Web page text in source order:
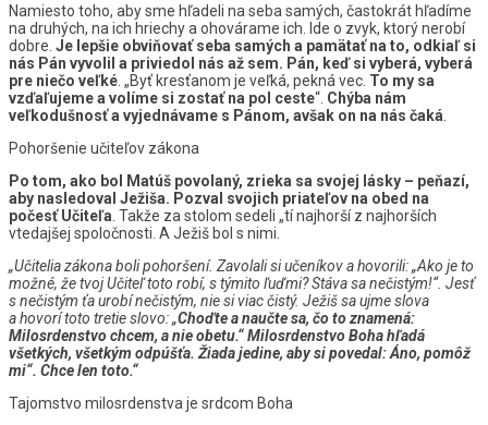
Namiesto toho, aby sme hľadeli na seba samých, častokrát hľadíme
na druhých, na ich hriechy a ohovárame ich. Ide o zvyk, ktorý nerobí
dobre. Je lepšie obviňovať seba samých a pamätať na to, odkiaľ si
nás Pán vyvolil a priviedol nás až sem. Pán, keď si vyberá, vyberá
pre niečo veľké . „Byť kresťanom je veľká, pekná vec. To my sa
vzďaľujeme a volíme si zostať na pol ceste“. Chýba nám
veľkodušnosť a vyjednávame s Pánom, avšak on na nás čaká
Pohoršenie učiteľov zákona
Po tom, ako bol Matúš povolaný, zrieka sa svojej lásky – peňazí,
aby nasledoval Ježiša. Pozval svojich priateľov na obed na
počesť Učiteľa . Takže za stolom sedeli „tí najhorší z najhorších
vtedajšej spoločnosti. A Ježiš bol s nimi.
„Učitelia zákona boli pohoršení. Zavolali si učeníkov a hovorili: „Ako je to
možné, že tvoj Učiteľ toto robí, s týmito ľuďmi? Stáva sa nečistým!“. Jesť
s nečistým ťa urobí nečistým, nie si viac čistý. Ježiš sa ujme slova
a hovorí toto tretie slovo: „Choďte a naučte sa, čo to znamená:
Milosrdenstvo chcem, a nie obetu.“ Milosrdenstvo Boha hľadá
všetkých, všetkým odpúšťa. Žiada jedine, aby si povedal: Áno, pomôž
mi“. Chce len toto.“
Tajomstvo milosrdenstva je srdcom Boha